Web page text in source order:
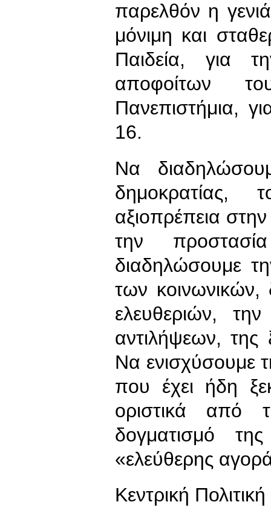
παρελθόν η
μόνιμη και
Παιδεία, για
αποφοίτων
Πανεπιστήμια,
16.
Να
αξιοπρέπεια
την
διαδηλώσουμε
των κοινωνικών,
ελευθεριών,
αντιλήψεων, της
Να ενισχύσουμε
που έχει ήδη
οριστικά από
δογματισμό
«ελεύθερης
Kεντρική